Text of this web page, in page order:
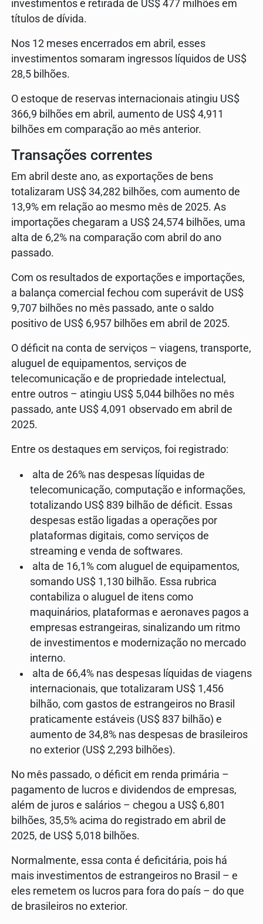
investimentos e retirada de US$ 477 milhões em
títulos de dívida.
Nos 12 meses encerrados em abril, esses
investimentos somaram ingressos líquidos de US$
28,5 bilhões.
O estoque de reservas internacionais atingiu US$
366,9 bilhões em abril, aumento de US$ 4,911
bilhões em comparação ao mês anterior.
Transações correntes
Em abril deste ano, as exportações de bens
totalizaram US$ 34,282 bilhões, com aumento de
13,9% em relação ao mesmo mês de 2025. As
importações chegaram a US$ 24,574 bilhões, uma
alta de 6,2% na comparação com abril do ano
passado.
Com os resultados de exportações e importações,
a balança comercial fechou com superávit de US$
9,707 bilhões no mês passado, ante o saldo
positivo de US$ 6,957 bilhões em abril de 2025.
O déficit na conta de serviços – viagens, transporte,
aluguel de equipamentos, serviços de
telecomunicação e de propriedade intelectual,
entre outros – atingiu US$ 5,044 bilhões no mês
passado, ante US$ 4,091 observado em abril de
2025.
Entre os destaques em serviços, foi registrado:
alta de 26% nas despesas líquidas de
telecomunicação, computação e informações,
totalizando US$ 839 bilhão de déficit. Essas
despesas estão ligadas a operações por
plataformas digitais, como serviços de
streaming e venda de softwares.
alta de 16,1% com aluguel de equipamentos,
somando US$ 1,130 bilhão. Essa rubrica
contabiliza o aluguel de itens como
maquinários, plataformas e aeronaves pagos a
empresas estrangeiras, sinalizando um ritmo
de investimentos e modernização no mercado
interno.
alta de 66,4% nas despesas líquidas de viagens
internacionais, que totalizaram US$ 1,456
bilhão, com gastos de estrangeiros no Brasil
praticamente estáveis (US$ 837 bilhão) e
aumento de 34,8% nas despesas de brasileiros
no exterior (US$ 2,293 bilhões).
No mês passado, o déficit em renda primária –
pagamento de lucros e dividendos de empresas,
além de juros e salários – chegou a US$ 6,801
bilhões, 35,5% acima do registrado em abril de
2025, de US$ 5,018 bilhões.
Normalmente, essa conta é deficitária, pois há
mais investimentos de estrangeiros no Brasil – e
eles remetem os lucros para fora do país – do que
de brasileiros no exterior.